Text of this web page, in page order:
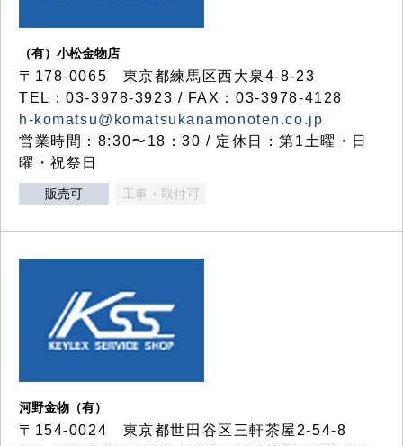
（有）小松金物店
〒178-0065 東京都練馬区西大泉4-8-23
TEL：03-3978-3923 / FAX：03-3978-4128
h-komatsu@komatsukanamonoten.co.jp
営業時間：8:30〜18：30 / 定休日：第1土曜・日
曜・祝祭日
販売可 工事・取付可
河野金物（有）
〒154-0024 東京都世田谷区三軒茶屋2-54-8